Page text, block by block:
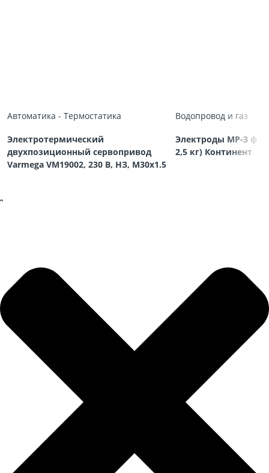
Автоматика - Термостатика
Электротермический
двухпозиционный сервопривод
Varmega VM19002, 230 В, НЗ, M30х1.5
Водопровод и газ
Электроды МР-3 ф
2,5 кг) Континент